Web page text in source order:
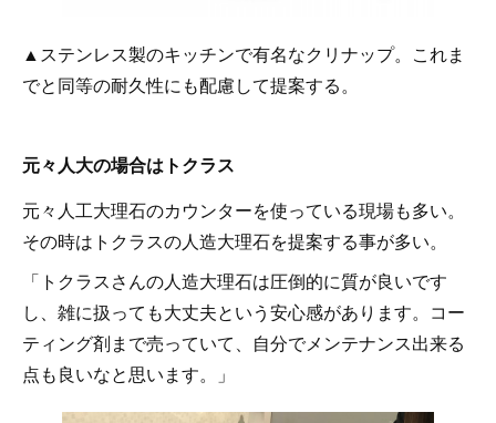
▲ステンレス製のキッチンで有名なクリナップ。これま
でと同等の耐久性にも配慮して提案する。
元々人大の場合はトクラス
元々人工大理石のカウンターを使っている現場も多い。
その時はトクラスの人造大理石を提案する事が多い。
「トクラスさんの人造大理石は圧倒的に質が良いです
し、雑に扱っても大丈夫という安心感があります。コー
ティング剤まで売っていて、自分でメンテナンス出来る
点も良いなと思います。」